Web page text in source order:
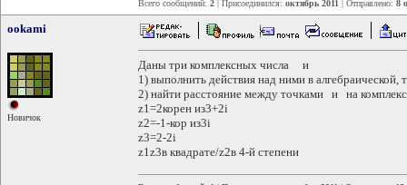
Всего сообщений: 2 | Присоединился: октябрь 2011 | Отправлено: 8
ookami
Новичок
Даны три комплексных числа и
1) выполнить действия над ними в
2) найти расстояние между точками и на
z1=2корен из3+2i
z2=-1-кор из3i
z3=2-2i
z1z3в квадрате/z2в 4-й степени